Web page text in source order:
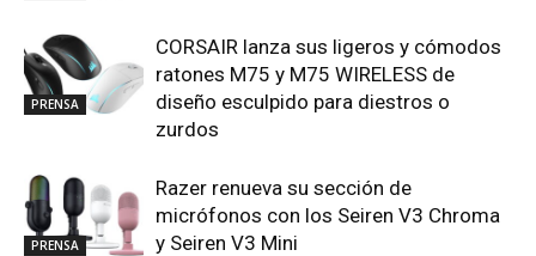
PRENSA
CORSAIR lanza sus ligeros y cómodos
ratones M75 y M75 WIRELESS de
diseño esculpido para diestros o
zurdos
PRENSA
Razer renueva su sección de
micrófonos con los Seiren V3 Chroma
y Seiren V3 Mini